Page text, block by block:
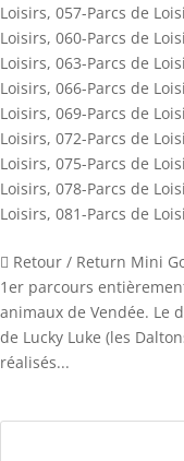
Loisirs, 057-Parcs de
Loisirs, 060-Parcs de
Loisirs, 063-Parcs de
Loisirs, 066-Parcs de
Loisirs, 069-Parcs de
Loisirs, 072-Parcs de
Loisirs, 075-Parcs de
Loisirs, 078-Parcs de
Loisirs, 081-Parcs de
 Retour / Return Mini
1er parcours
animaux de Vendée. Le
de Lucky Luke (les
réalisés...